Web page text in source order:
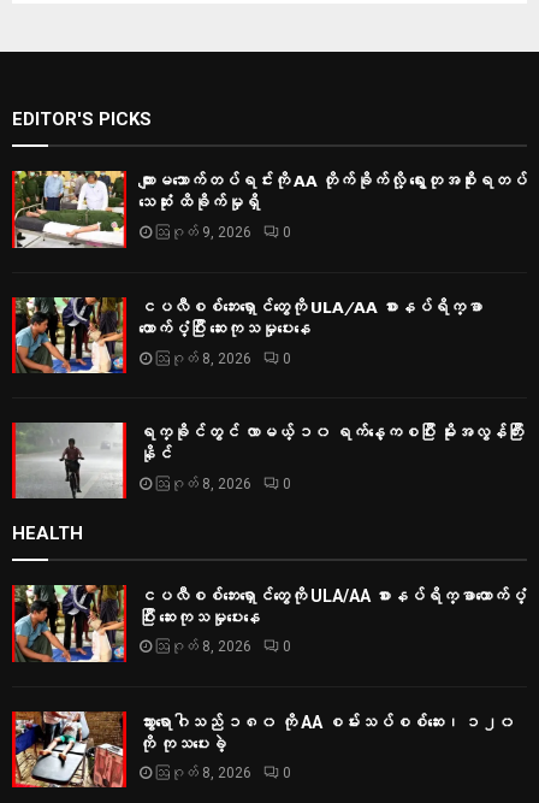
EDITOR'S PICKS
ကျားမသောက်တပ်ရင်းကို AA တိုက်ခိုက်လို့ ရွေးတုအစိုးရတပ်
သေဆုံး ထိခိုက်မှုရှိ
ဩဂုတ် 9, 2026 0
ငပလီစစ်ဘေးရှောင်တွေကို ULA/AA စားနပ်ရိက္ခာ
ထောက်ပံ့ပြီး ဆေးကုသမှုပေးနေ
ဩဂုတ် 8, 2026 0
ရက္ခိုင်တွင် လာမယ့် ၁၀ ရက်နေ့ကစပြီး မိုးအလွန်ကြီး
နိုင်
ဩဂုတ် 8, 2026 0
HEALTH
ငပလီစစ်ဘေးရှောင်တွေကို ULA/AA စားနပ်ရိက္ခာထောက်ပံ့
ပြီး ဆေးကုသမှုပေးနေ
ဩဂုတ် 8, 2026 0
သွားရောဂါသည် ၁၈၀ ကို AA စမ်းသပ်စစ်ဆေး၊ ၁၂၀
ကို ကုသပေးခဲ့
ဩဂုတ် 8, 2026 0